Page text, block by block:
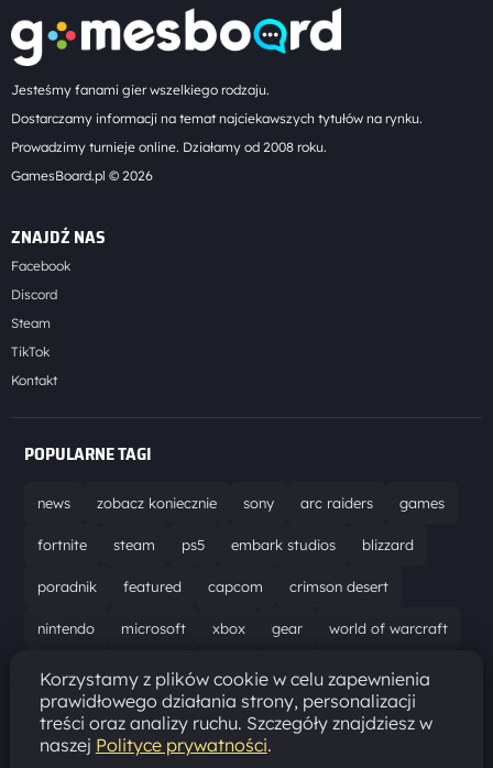
Jesteśmy fanami gier wszelkiego rodzaju.
Dostarczamy informacji na temat najciekawszych tytułów na rynku.
Prowadzimy turnieje online. Działamy od 2008 roku.
GamesBoard.pl © 2026
ZNAJDŹ NAS
Facebook
Discord
Steam
TikTok
Kontakt
POPULARNE TAGI
news zobacz koniecznie sony arc raiders games
fortnite steam ps5 embark studios blizzard
poradnik featured capcom crimson desert
nintendo microsoft xbox gear world of warcraft
solucja marathon ubisoft bungie recenzja
resident evil requiem gaming aktualizacja pc
epic games hytale
Korzystamy z plików cookie w celu zapewnienia
prawidłowego działania strony, personalizacji
treści oraz analizy ruchu. Szczegóły znajdziesz w
naszej Polityce prywatności.